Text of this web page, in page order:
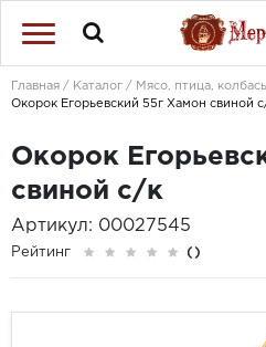
Главная Каталог Мясо, птица,
Окорок Егорьевский 55г Хамон свиной
Окорок
свиной с/к
Артикул: 00027545
Рейтинг ()